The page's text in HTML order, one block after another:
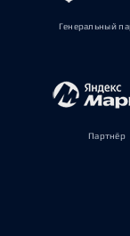
Генеральный
Партнёр